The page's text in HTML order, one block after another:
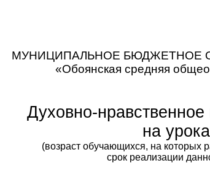
МУНИЦИПАЛЬНОЕ БЮДЖЕТНОЕ
«Обоянская средняя
Духовно-
на
(возраст обучающихся, на которых
срок реализации